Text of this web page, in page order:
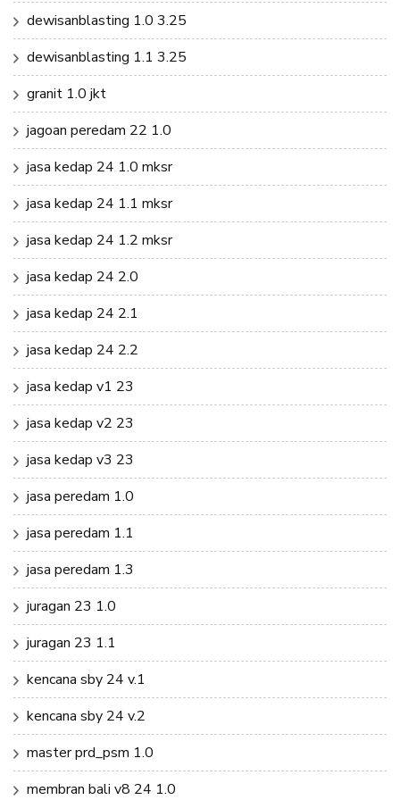
dewisanblasting 1.0 3.25
dewisanblasting 1.1 3.25
granit 1.0 jkt
jagoan peredam 22 1.0
jasa kedap 24 1.0 mksr
jasa kedap 24 1.1 mksr
jasa kedap 24 1.2 mksr
jasa kedap 24 2.0
jasa kedap 24 2.1
jasa kedap 24 2.2
jasa kedap v1 23
jasa kedap v2 23
jasa kedap v3 23
jasa peredam 1.0
jasa peredam 1.1
jasa peredam 1.3
juragan 23 1.0
juragan 23 1.1
kencana sby 24 v.1
kencana sby 24 v.2
master prd_psm 1.0
membran bali v8 24 1.0